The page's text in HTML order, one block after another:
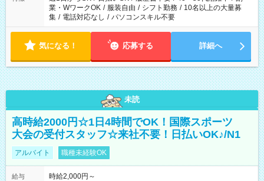
業・WワークOK / 服装自由 / シフト勤務 / 10名以上の大量募
集 / 電話対応なし / パソコンスキル不要
気になる！ 応募する 詳細へ
未読
高時給2000円☆1日4時間でOK！国際スポーツ
大会の受付スタッフ☆来社不要！日払いOK♪/N1
アルバイト 職種未経験OK
給与 時給2,000円～